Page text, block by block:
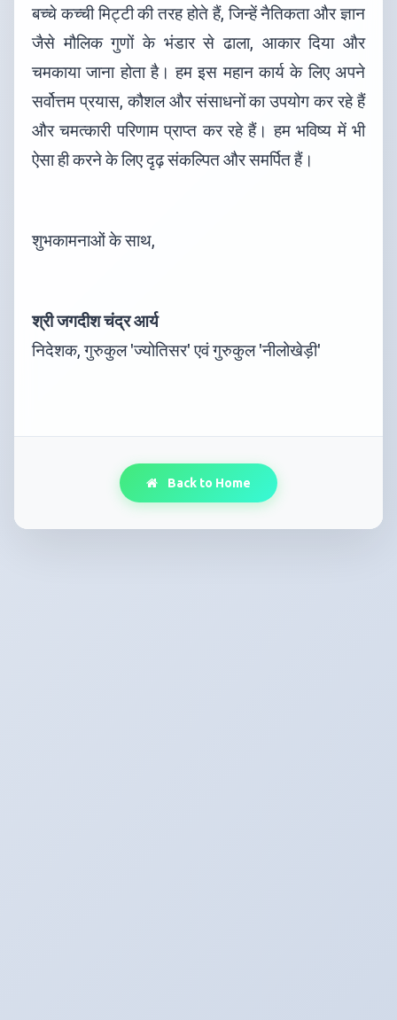
बच्चे कच्ची मिट्टी की तरह होते हैं, जिन्हें नैतिकता और ज्ञान
जैसे मौलिक गुणों के भंडार से ढाला, आकार दिया और
चमकाया जाना होता है। हम इस महान कार्य के लिए अपने
सर्वोत्तम प्रयास, कौशल और संसाधनों का उपयोग कर रहे हैं
और चमत्कारी परिणाम प्राप्त कर रहे हैं। हम भविष्य में भी
ऐसा ही करने के लिए दृढ़ संकल्पित और समर्पित हैं।
शुभकामनाओं के साथ,
श्री जगदीश चंद्र आर्य
निदेशक, गुरुकुल 'ज्योतिसर' एवं गुरुकुल 'नीलोखेड़ी'
Back to Home